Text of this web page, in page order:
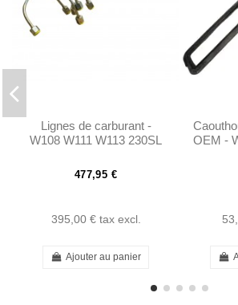
Lignes de carburant -
W108 W111 W113 230SL
280SE
477,95 €
395,00 € tax excl.
Ajouter au panier
OEM -